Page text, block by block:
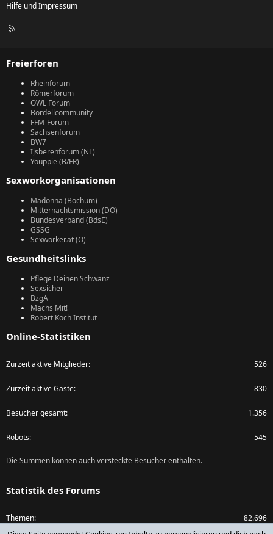
Hilfe und Impressum
R
Freierforen
Rheinforum
Römerforum
OWL Forum
Bordellcommunity
FFM-Forum
Sachsenforum
BW7
Ijsberenforum (NL)
Youppie (B/FR)
Sexworkorganisationen
Madonna (Bochum)
Mitternachtsmission (DO)
Bundesverband (BdsE)
GSSG
Sexworker.at (Ö)
Gesundheitslinks
Pflege Deinen Schwanz
Sexsicher
BzgA
Machs Mit!
Robert Koch Institut
Online-Statistiken
Zurzeit aktive Mitglieder 526
Zurzeit aktive Gäste 830
Besucher gesamt 1.356
Robots 545
Die Summen können auch versteckte Besucher enthalten.
Statistik des Forums
Themen
82.696